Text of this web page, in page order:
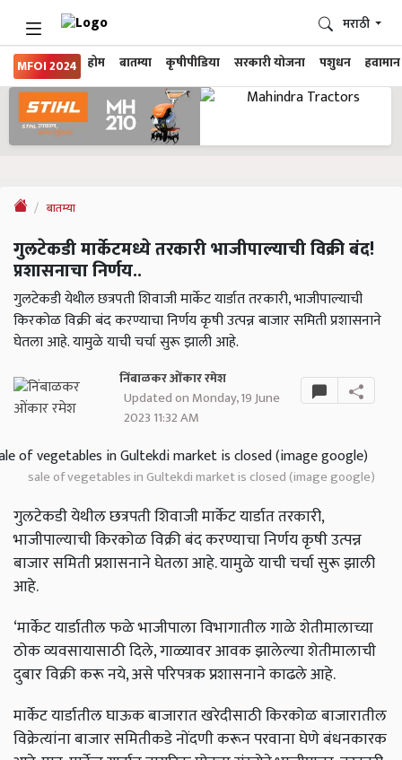
MFOI 2024 होम बातम्या कृषीपीडिया सरकारी योजना पशुधन हवामान
मराठी
बातम्या
गुलटेकडी मार्केटमध्ये तरकारी भाजीपाल्याची विक्री बंद!
प्रशासनाचा निर्णय..
गुलटेकडी येथील छत्रपती शिवाजी मार्केट यार्डात तरकारी, भाजीपाल्याची
किरकोळ विक्री बंद करण्याचा निर्णय कृषी उत्पन्न बाजार समिती प्रशासनाने
घेतला आहे. यामुळे याची चर्चा सुरू झाली आहे.
निंबाळकर ओंकार रमेश
Updated on Monday, 19 June
2023 11:32 AM
sale of vegetables in Gultekdi market is closed (image google)
गुलटेकडी येथील छत्रपती शिवाजी मार्केट यार्डात तरकारी,
भाजीपाल्याची किरकोळ विक्री बंद करण्याचा निर्णय कृषी उत्पन्न
बाजार समिती प्रशासनाने घेतला आहे. यामुळे याची चर्चा सुरू झाली
आहे.
‘मार्केट यार्डातील फळे भाजीपाला विभागातील गाळे शेतीमालाच्या
ठोक व्यवसायासाठी दिले, गाळ्यावर आवक झालेल्या शेतीमालाची
दुबार विक्री करू नये, असे परिपत्रक प्रशासनाने काढले आहे.
मार्केट यार्डातील घाऊक बाजारात खरेदीसाठी किरकोळ बाजारातील
विक्रेत्यांना बाजार समितीकडे नोंदणी करून परवाना घेणे बंधनकारक